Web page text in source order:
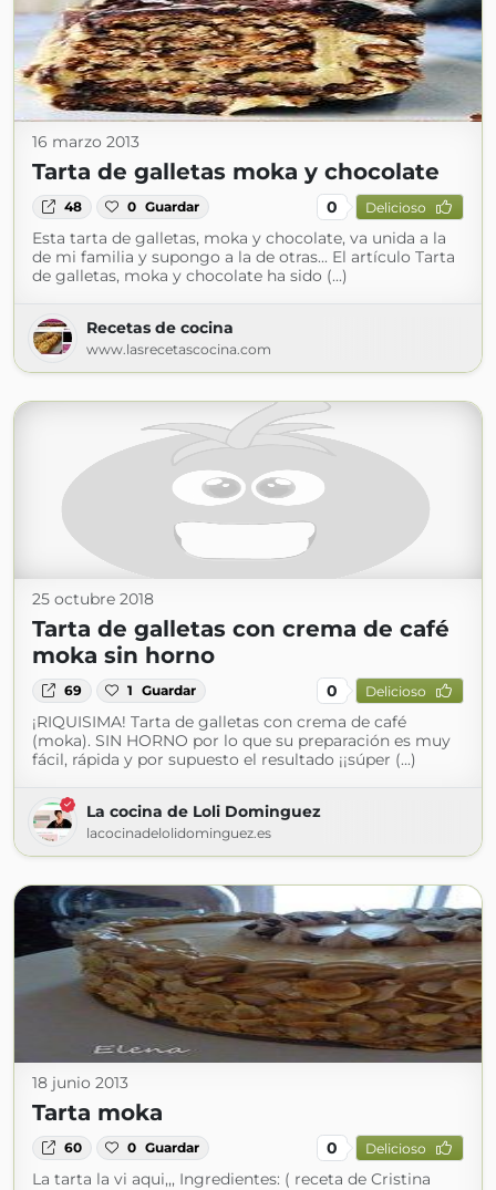
16 marzo 2013
Tarta de galletas moka y chocolate
48 0 Guardar 0 Delicioso
Esta tarta de galletas, moka y chocolate, va unida a la
de mi familia y supongo a la de otras... El artículo Tarta
de galletas, moka y chocolate ha sido (...)
Recetas de cocina
www.lasrecetascocina.com
25 octubre 2018
Tarta de galletas con crema de café
moka sin horno
69 1 Guardar 0 Delicioso
¡RIQUISIMA! Tarta de galletas con crema de café
(moka). SIN HORNO por lo que su preparación es muy
fácil, rápida y por supuesto el resultado ¡¡súper (...)
La cocina de Loli Dominguez
lacocinadelolidominguez.es
18 junio 2013
Tarta moka
60 0 Guardar 0 Delicioso
La tarta la vi aqui,,, Ingredientes: ( receta de Cristina